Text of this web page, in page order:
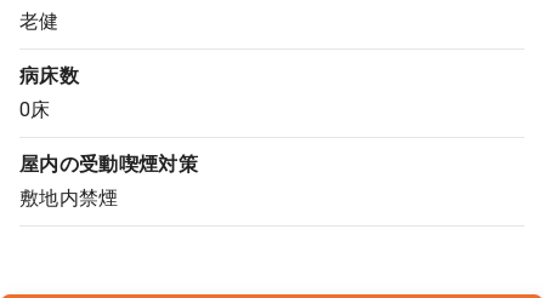
お問合せ
採用をお考えの医療機関の方
老健
病床数
0床
屋内の受動喫煙対策
敷地内禁煙